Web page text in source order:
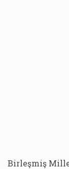
Birleşmiş